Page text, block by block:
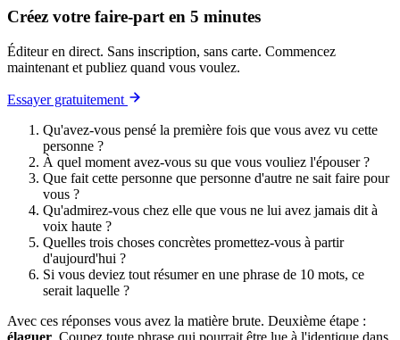
Créez votre faire-part en 5 minutes
Éditeur en direct. Sans inscription, sans carte. Commencez
maintenant et publiez quand vous voulez.
Essayer gratuitement
Qu'avez-vous pensé la première fois que vous avez vu cette
personne ?
À quel moment avez-vous su que vous vouliez l'épouser ?
Que fait cette personne que personne d'autre ne sait faire pour
vous ?
Qu'admirez-vous chez elle que vous ne lui avez jamais dit à
voix haute ?
Quelles trois choses concrètes promettez-vous à partir
d'aujourd'hui ?
Si vous deviez tout résumer en une phrase de 10 mots, ce
serait laquelle ?
Avec ces réponses vous avez la matière brute. Deuxième étape :
élaguer . Coupez toute phrase qui pourrait être lue à l'identique dans